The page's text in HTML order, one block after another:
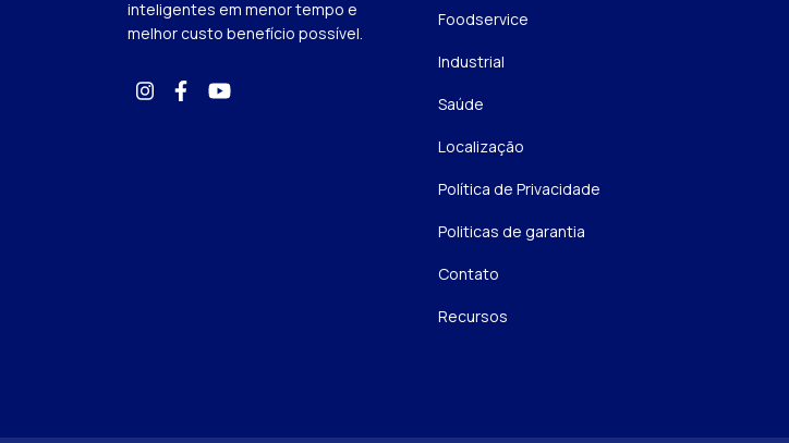
inteligentes em menor tempo e
melhor custo benefício possível.
Foodservice
Industrial
Saúde
Localização
Política de Privacidade
Politicas de garantia
Contato
Recursos